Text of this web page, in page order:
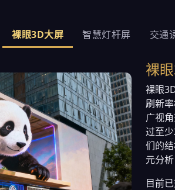
裸眼3D大屏 智慧灯杆屏 交通
裸
裸眼
刷新
广视
过至
们的
元分
目前